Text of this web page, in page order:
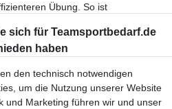
Übung. So ist
sich nicht nur für den Einsatz als
Vor allem in
werden müssen, sind auch
die Werfen und Fangen
den technisch notwendigen
um die Nutzung unserer Website
und Marketing führen wir und unser